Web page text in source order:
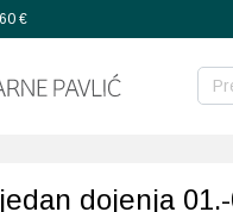
€
dojenja 01.-